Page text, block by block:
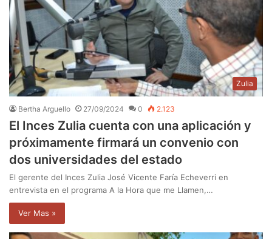
Zulia
Bertha Arguello 27/09/2024 0 2.123
El Inces Zulia cuenta con una aplicación y
próximamente firmará un convenio con
dos universidades del estado
El gerente del Inces Zulia José Vicente Faría Echeverri en
entrevista en el programa A la Hora que me Llamen,…
Ver Mas »